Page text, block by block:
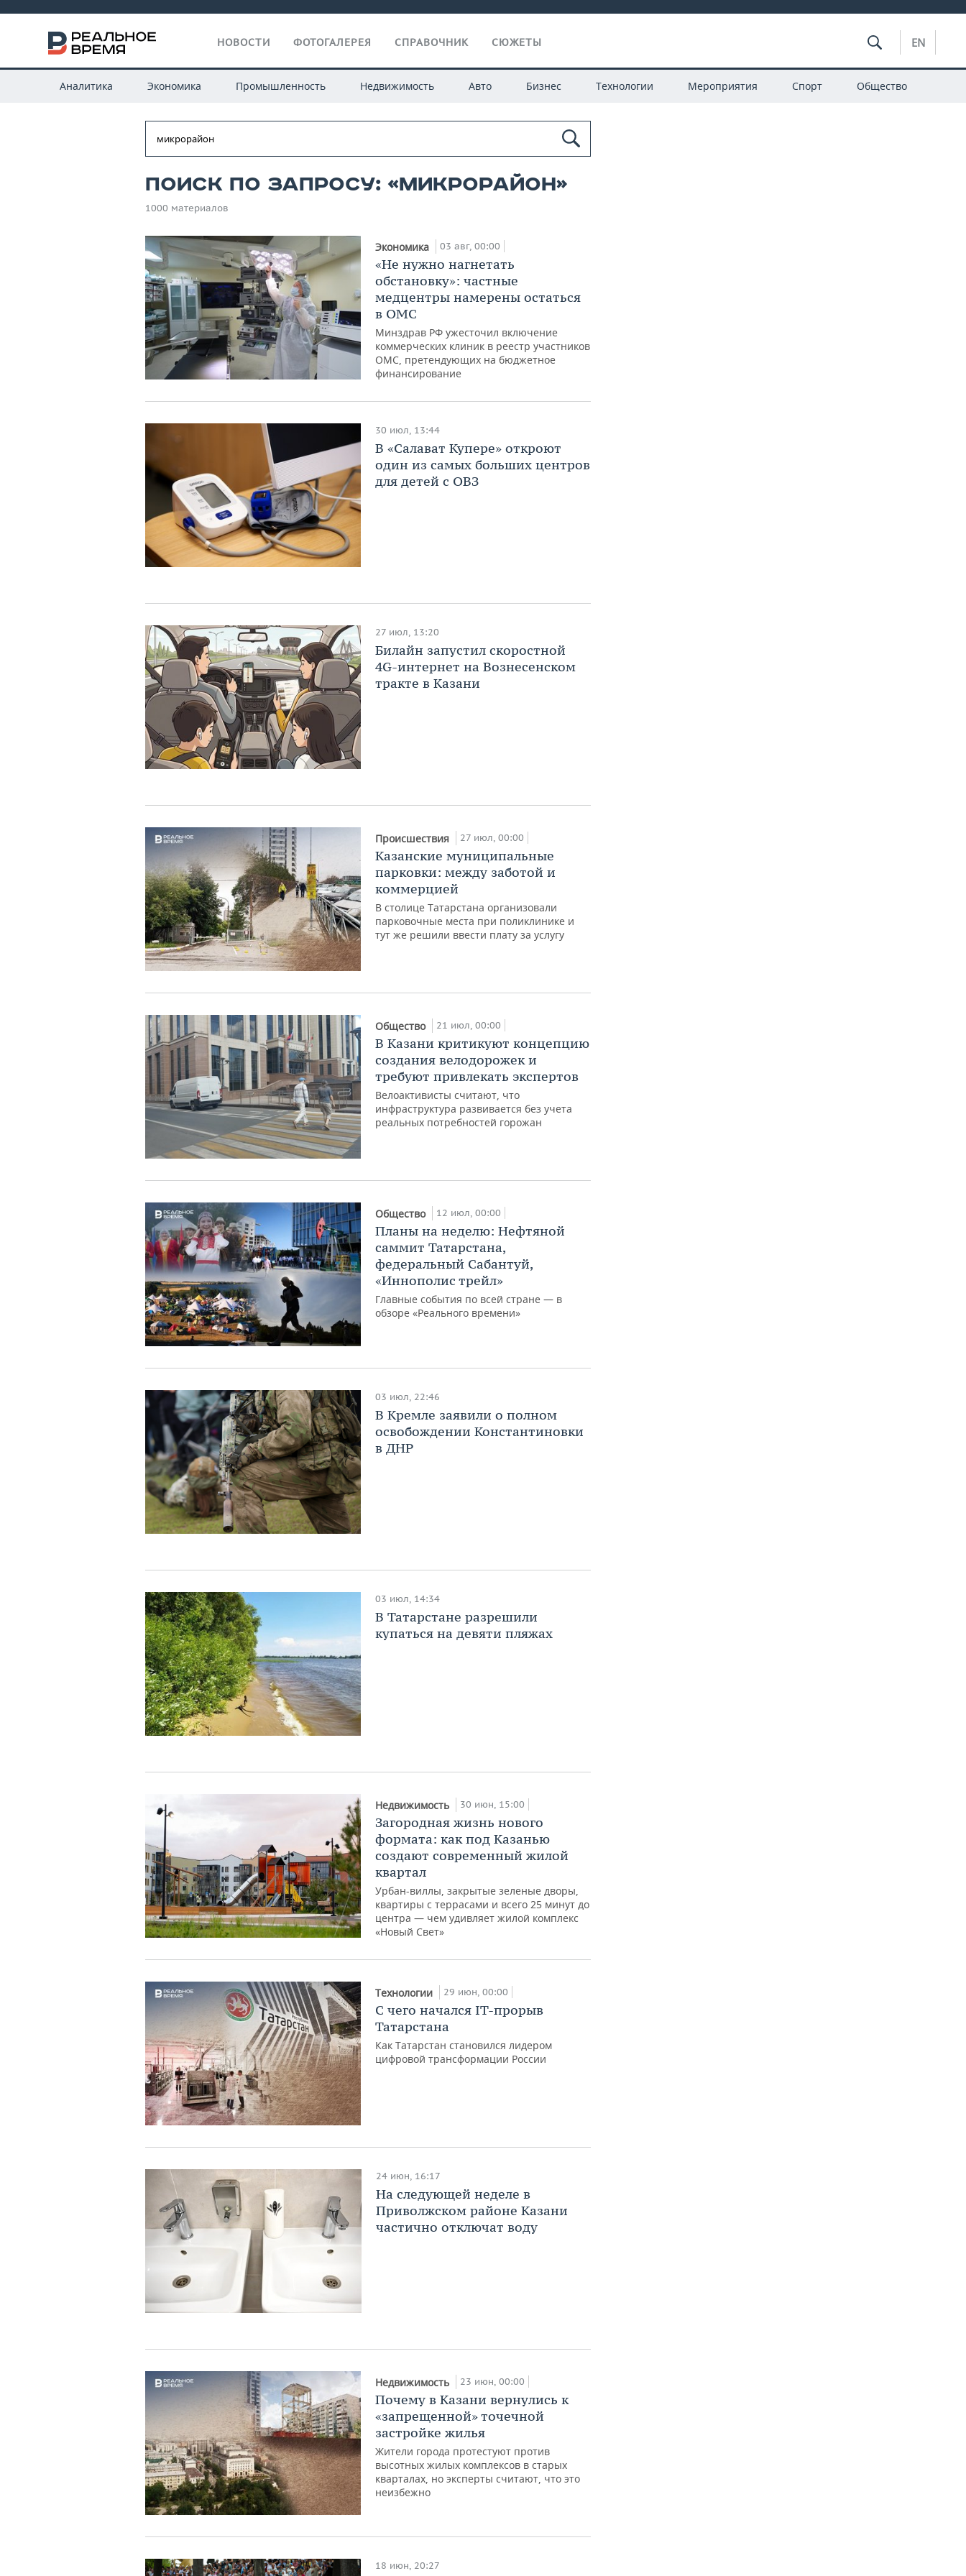
НОВОСТИ ФОТОГАЛЕРЕЯ СПРАВОЧНИК СЮЖЕТЫ EN
Аналитика Экономика Промышленность Недвижимость Авто Бизнес Технологии Мероприятия Спорт Общество
Поиск по запросу: «микрорайон»
1000 материалов
Экономика 03 авг, 00:00
«Не нужно нагнетать
обстановку»: частные
медцентры намерены остаться
в ОМС
Минздрав РФ ужесточил включение
коммерческих клиник в реестр участников
ОМС, претендующих на бюджетное
финансирование
30 июл, 13:44
В «Салават Купере» откроют
один из самых больших центров
для детей с ОВЗ
27 июл, 13:20
Билайн запустил скоростной
4G-интернет на Вознесенском
тракте в Казани
Происшествия 27 июл, 00:00
Казанские муниципальные
парковки: между заботой и
коммерцией
В столице Татарстана организовали
парковочные места при поликлинике и
тут же решили ввести плату за услугу
Общество 21 июл, 00:00
В Казани критикуют концепцию
создания велодорожек и
требуют привлекать экспертов
Велоактивисты считают, что
инфраструктура развивается без учета
реальных потребностей горожан
Общество 12 июл, 00:00
Планы на неделю: Нефтяной
саммит Татарстана,
федеральный Сабантуй,
«Иннополис трейл»
Главные события по всей стране — в
обзоре «Реального времени»
03 июл, 22:46
В Кремле заявили о полном
освобождении Константиновки
в ДНР
03 июл, 14:34
В Татарстане разрешили
купаться на девяти пляжах
Недвижимость 30 июн, 15:00
Загородная жизнь нового
формата: как под Казанью
создают современный жилой
квартал
Урбан-виллы, закрытые зеленые дворы,
квартиры с террасами и всего 25 минут до
центра — чем удивляет жилой комплекс
«Новый Свет»
Технологии 29 июн, 00:00
С чего начался IT-прорыв
Татарстана
Как Татарстан становился лидером
цифровой трансформации России
24 июн, 16:17
На следующей неделе в
Приволжском районе Казани
частично отключат воду
Недвижимость 23 июн, 00:00
Почему в Казани вернулись к
«запрещенной» точечной
застройке жилья
Жители города протестуют против
высотных жилых комплексов в старых
кварталах, но эксперты считают, что это
неизбежно
18 июн, 20:27